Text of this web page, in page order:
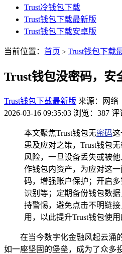
Trust冷钱包下载
Trust钱包下载最新版
Trust钱包下载安卓版
当前位置： 首页 > Trust钱包下载
Trust钱包没密码，安
Trust钱包下载最新版 来源：网络
2026-03-16 09:35:03 浏览：387 评
本文聚焦Trust钱包无密码这
患及应对之策，Trust钱包
风险，一旦设备丢失或被
作钱包内资产，为应对这
码，增强账户保护；开启
识别等；定期备份钱包数
持警惕，避免点击不明链
用，以此提升Trust钱包使用
在当今数字化金融风起云涌
如一座坚固的堡垒，成为了众多